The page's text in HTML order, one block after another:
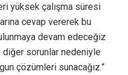
yüksek çalışma süresi
cevap vererek bu
devam edeceğiz
diğer sorunlar nedeniyle
çözümleri sunacağız.”